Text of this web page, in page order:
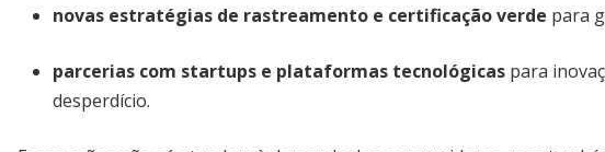
novas estratégias de rastreamento e certificação verde para
parcerias com startups e plataformas tecnológicas para
desperdício.